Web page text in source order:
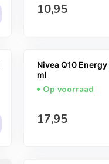
Normale prijs
10,95
Nivea Q10
ml
Op voorraad
Normale prijs
17,95